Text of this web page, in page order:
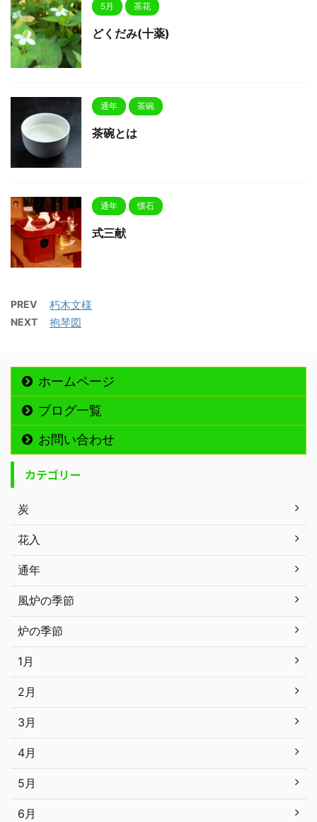
5月 茶花
どくだみ(十薬)
通年 茶碗
茶碗とは
通年 懐石
式三献
PREV 朽木文様
NEXT 抱琴図
ホームページ
ブログ一覧
お問い合わせ
カテゴリー
炭
花入
通年
風炉の季節
炉の季節
1月
2月
3月
4月
5月
6月